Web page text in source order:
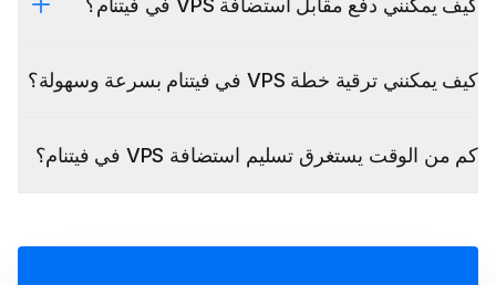
كيف يمكنني دفع مقابل استضافة VPS في فيتنام؟
كيف يمكنني ترقية خطة VPS في فيتنام بسرعة وسهولة؟
كم من الوقت يستغرق تسليم استضافة VPS في فيتنام؟